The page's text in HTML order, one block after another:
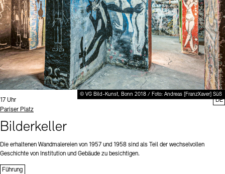
© VG Bild-Kunst, Bonn 2018 / Foto: Andreas [FranzXaver] Süß
Uhrzeit:
17 Uhr
Standort
Pariser Platz
Bilderkeller
Die erhaltenen Wandmalereien von 1957 und 1958 sind als Teil der wechselvollen
Geschichte von Institution und Gebäude zu besichtigen.
Führung
DE